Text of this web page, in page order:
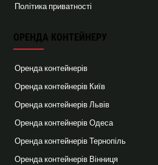
Політика приватності
ОРЕНДА КОНТЕЙНЕРУ
Оренда контейнерів
Оренда контейнерів Київ
Оренда контейнерів Львів
Оренда контейнерів Одеса
Оренда контейнерів Тернопіль
Оренда контейнерів Вінниця